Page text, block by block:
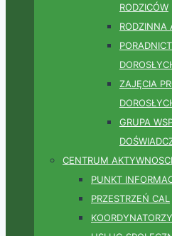
RODZICÓW
RODZINNA
ZAJĘCIA
GRUPA
CENTRUM
PUNKT
PRZESTRZEŃ CAL